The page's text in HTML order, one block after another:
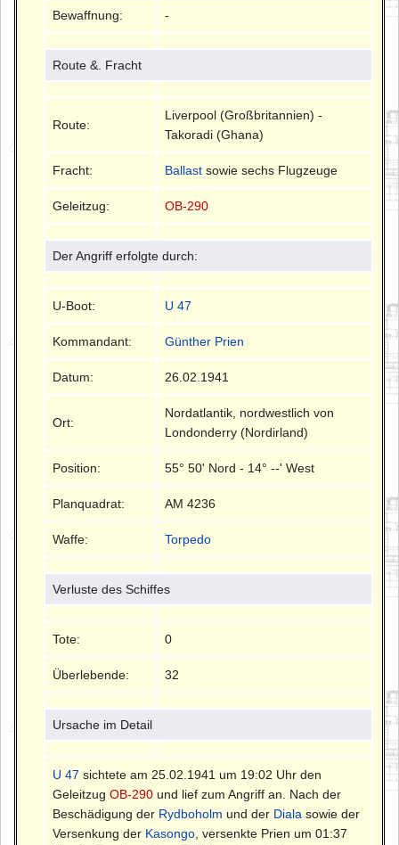
Bewaffnung: -
Route &. Fracht
Route:
Liverpool (Großbritannien) -
Takoradi (Ghana)
Fracht: Ballast sowie sechs Flugzeuge
Geleitzug: OB-290
Der Angriff erfolgte durch:
U-Boot: U 47
Kommandant: Günther Prien
Datum: 26.02.1941
Ort:
Nordatlantik, nordwestlich von
Londonderry (Nordirland)
Position: 55° 50' Nord - 14° --' West
Planquadrat: AM 4236
Waffe: Torpedo
Verluste des Schiffes
Tote: 0
Überlebende: 32
Ursache im Detail
U 47 sichtete am 25.02.1941 um 19:02 Uhr den
GeleitzugOB-290 und lief zum Angriff an. Nach der
Beschädigung der Rydboholm und der Diala sowie der
Versenkung der Kasongo , versenkte Prien um 01:37